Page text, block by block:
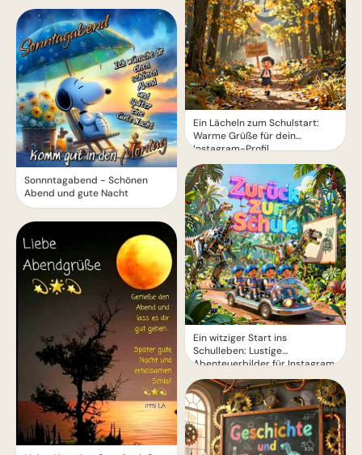
Sonnntagabend - Schönen
Abend und gute Nacht
Ein Lächeln zum Schulstart:
Warme Grüße für dein
Instagram-Profil
Ein witziger Start ins
Schulleben: Lustige
Abenteuerbilder für Instagram